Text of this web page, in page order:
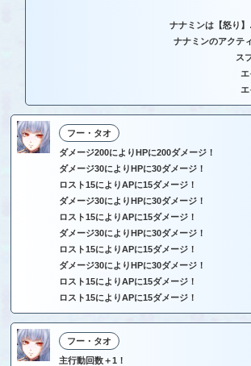
ナナミンは【怒り
ナナミンのアクテ
ス
エ
エ
フー・タオ
ダメージ200によりHPに200ダメージ！
ダメージ30によりHPに30ダメージ！
ロスト15によりAPに15ダメージ！
ダメージ30によりHPに30ダメージ！
ロスト15によりAPに15ダメージ！
ダメージ30によりHPに30ダメージ！
ロスト15によりAPに15ダメージ！
ダメージ30によりHPに30ダメージ！
ロスト15によりAPに15ダメージ！
ロスト15によりAPに15ダメージ！
フー・タオ
主行動回数＋1！